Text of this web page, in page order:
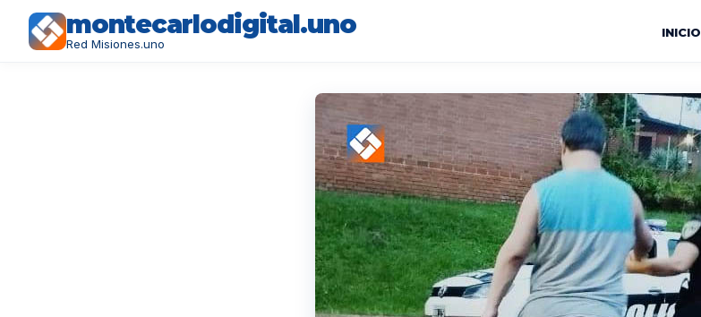
montecarlodigital.uno
Red Misiones.uno
INICIO